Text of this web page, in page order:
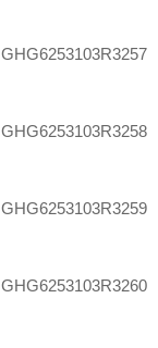
GHG6253103R3257
GHG6253103R3258
GHG6253103R3259
GHG6253103R3260